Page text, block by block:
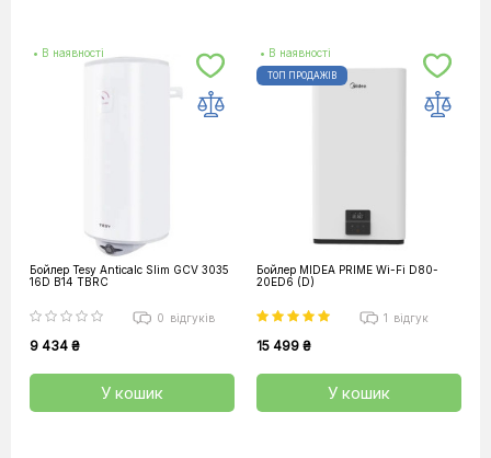
• В наявності
Бойлер Tesy Anticalc Slim GCV 3035
16D B14 TBRC
0 відгуків
9 434 ₴
У кошик
• В наявності
ТОП ПРОДАЖІВ
Бойлер MIDEA PRIME Wi-Fi D80-
20ED6 (D)
1 відгук
15 499 ₴
У кошик